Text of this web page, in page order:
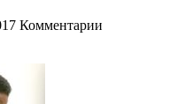
Комментарии